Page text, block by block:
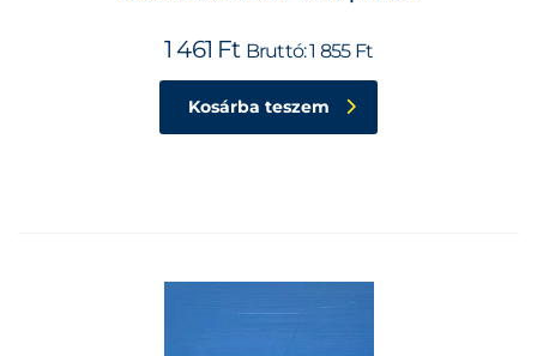
1 461 Ft Bruttó:1 855 Ft
Kosárba teszem